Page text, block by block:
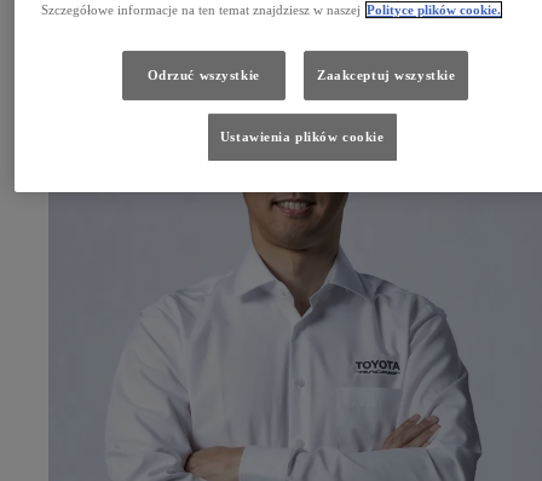
Szczegółowe informacje na ten temat znajdziesz w naszej Polityce plików cookie.
Odrzuć wszystkie Zaakceptuj wszystkie
Ustawienia plików cookie